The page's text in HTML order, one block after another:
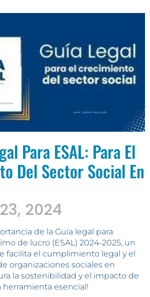
Para ESAL: Para El
Del Sector Social En
2024
de la Guía legal para
de lucro (ESAL) 2024-2025, un
facilita el cumplimiento legal y el
organizaciones sociales en
la sostenibilidad y el impacto de
herramienta esencial!